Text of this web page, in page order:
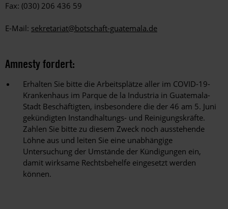
Fax: (030) 206 436 59
E-Mail: sekretariat@botschaft-guatemala.de
Amnesty fordert:
Erhalten Sie bitte die Arbeitsplätze aller im COVID-19-
Krankenhaus im Parque de la Industria in Guatemala-
Stadt Beschäftigten, insbesondere die der 46 am 5. Juni
gekündigten Instandhaltungs- und Reinigungskräfte.
Zahlen Sie bitte zu diesem Zweck noch ausstehende
Löhne aus und leiten Sie eine unabhängige
Untersuchung der Umstände der Kündigungen ein,
damit wirksame Rechtsbehelfe eingesetzt werden
können.